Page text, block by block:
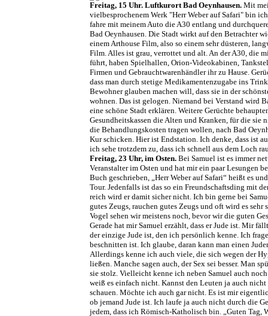
Freitag, 15 Uhr. Luftkurort Bad Oeynhausen. Mit
vielbesprochenem Werk "Herr Weber auf Safari" bin
fahre mit meinem Auto die A30 entlang und
Bad Oeynhausen. Die Stadt wirkt auf den Betrachter
einem Arthouse Film, also so einem sehr düsteren,
Film. Alles ist grau, verrottet und alt. An der A30, die
führt, haben Spielhallen, Orion-Videokabinen,
Firmen und Gebrauchtwarenhändler ihr zu Hause.
dass man durch stetige Medikamentenzugabe ins
Bewohner glauben machen will, dass sie in der
wohnen. Das ist gelogen. Niemand bei Verstand wird
eine schöne Stadt erklären. Weitere Gerüchte
Gesundheitskassen die Alten und Kranken, für die sie
die Behandlungskosten tragen wollen, nach Bad
Kur schicken. Hier ist Endstation. Ich denke, dass ist
ich sehe trotzdem zu, dass ich schnell aus dem Loch
Freitag, 23 Uhr, im Osten. Bei Samuel ist es immer
Veranstalter im Osten und hat mir ein paar Lesungen
Buch geschrieben, „Herr Weber auf Safari“ heißt es
Tour. Jedenfalls ist das so ein Freundschaftsding mit
reich wird er damit sicher nicht. Ich bin gerne bei
gutes Zeugs, rauchen gutes Zeugs und oft wird es sehr
Vogel sehen wir meistens noch, bevor wir die guten
Gerade hat mir Samuel erzählt, dass er Jude ist. Mir
der einzige Jude ist, den ich persönlich kenne. Ich
beschnitten ist. Ich glaube, daran kann man einen
Allerdings kenne ich auch viele, die sich wegen der
ließen. Manche sagen auch, der Sex sei besser. Man
sie stolz. Vielleicht kenne ich neben Samuel auch
weiß es einfach nicht. Kannst den Leuten ja auch
schauen. Möchte ich auch gar nicht. Es ist mir
ob jemand Jude ist. Ich laufe ja auch nicht durch die
jedem, dass ich Römisch-Katholisch bin. „Guten Tag,